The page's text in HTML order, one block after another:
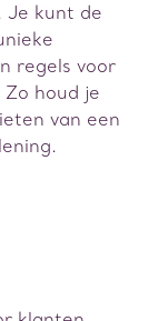
Je kunt de
regels voor
houd je
van een